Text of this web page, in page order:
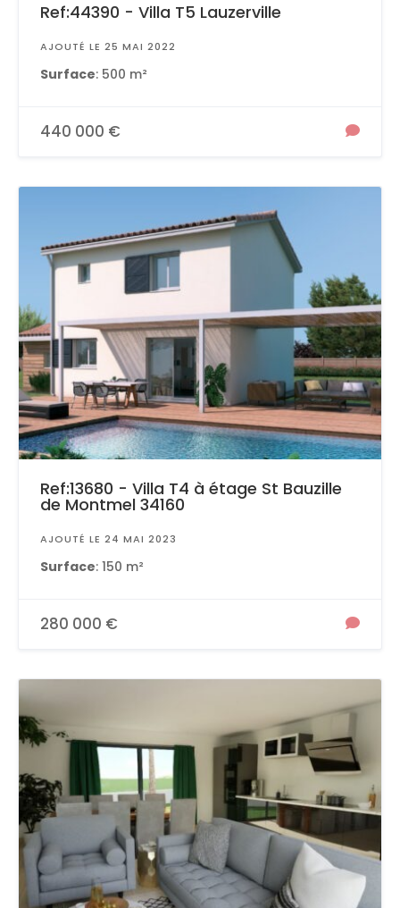
Ref:44390 - Villa T5 Lauzerville
AJOUTÉ LE 25 MAI 2022
Surface: 500 m²
440 000 €
Ref:13680 - Villa T4 à étage St Bauzille
de Montmel 34160
AJOUTÉ LE 24 MAI 2023
Surface: 150 m²
280 000 €